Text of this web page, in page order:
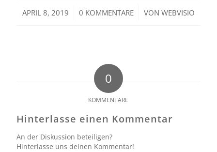
APRIL 8, 2019
/ 0 KOMMENTARE
/ VON WEBVISIO
0
KOMMENTARE
Hinterlasse einen Kommentar
An der Diskussion beteiligen?
Hinterlasse uns deinen Kommentar!